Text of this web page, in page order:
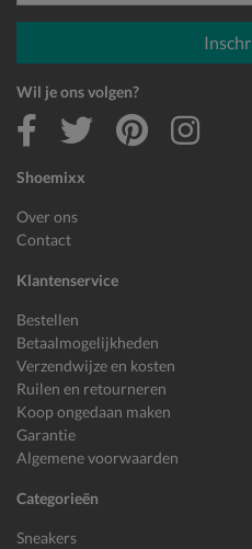
Shoemixx
Over ons
Contact
Klantenservice
Bestellen
Betaalmogelijkheden
Verzendwijze en kosten
Ruilen en retourneren
Koop ongedaan maken
Garantie
Algemene voorwaarden
Categorieën
Sneakers
E-mailadres
Wil je ons volgen?